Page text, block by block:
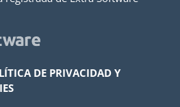
DE PRIVACIDAD Y